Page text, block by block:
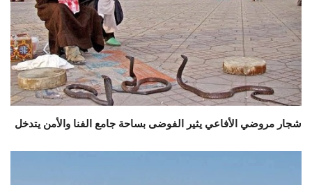
شجار مروضي الأفاعي يثير الفوضى بساحة جامع الفنا والأمن يتدخل